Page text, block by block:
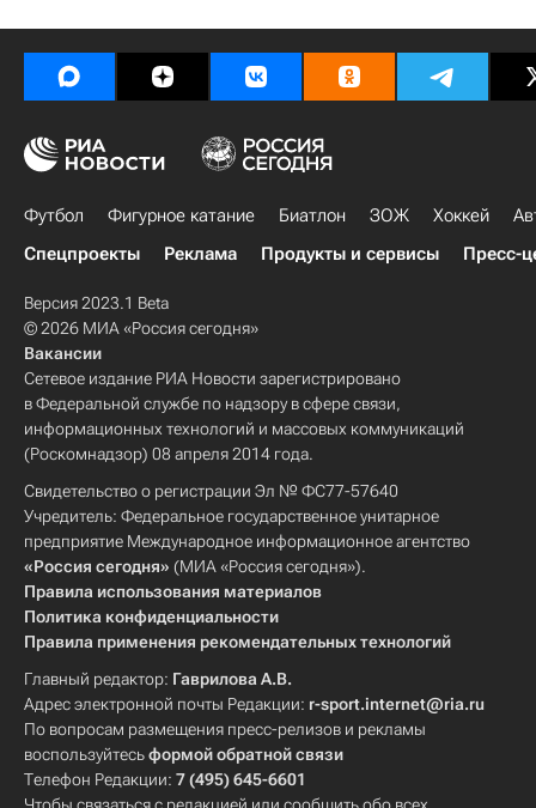
Футбол Фигурное катание Биатлон ЗОЖ Хоккей
Спецпроекты
Реклама Продукты и сервисы Пресс-
Версия 2023.1 Beta
© 2026 МИА «Россия сегодня»
Вакансии
Сетевое издание РИА Новости зарегистрировано
в Федеральной службе по надзору в сфере связи,
информационных технологий и массовых коммуникаций
(Роскомнадзор) 08 апреля 2014 года.
Свидетельство о регистрации Эл № ФС77-57640
Учредитель: Федеральное государственное унитарное
предприятие Международное информационное агентство
«Россия сегодня» (МИА «Россия сегодня»).
Правила использования материалов
Политика конфиденциальности
Правила применения рекомендательных технологий
Главный редактор: Гаврилова А.В.
Адрес электронной почты Редакции: r-sport.internet@ria.ru
По вопросам размещения пресс-релизов и рекламы
воспользуйтесьформой обратной связи
Телефон Редакции: 7 (495) 645-6601